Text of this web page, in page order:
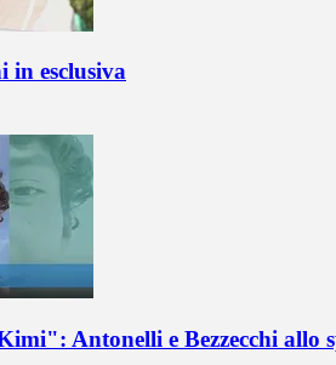
in esclusiva
Antonelli e Bezzecchi allo